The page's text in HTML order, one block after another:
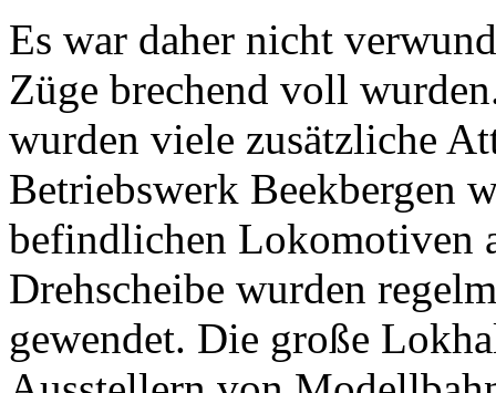
Es war daher nicht
Züge brechend voll
wurden viele zusätzliche
Betriebswerk Beekbergen
befindlichen Lokomotiven
Drehscheibe wurden
gewendet. Die große